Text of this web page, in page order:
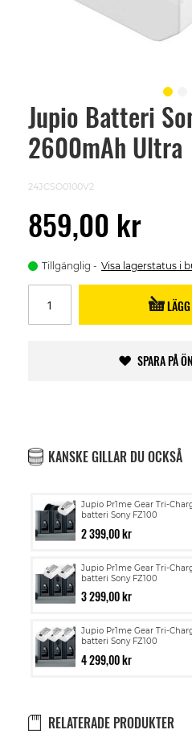
Jupio Batteri
2600mAh Ultra
24JCSO0100V2
859,00 kr
Tillgänglig Visa lagerstatus i
SPARA PÅ
KANSKE GILLAR DU OCKSÅ
Jupio Pr1me Gear Tri-
batteri Sony FZ100
2 399,00 kr
Jupio Pr1me Gear Tri-
batteri Sony FZ100
3 299,00 kr
Jupio Pr1me Gear Tri-
batteri Sony FZ100
4 299,00 kr
RELATERADE PRODUKTER
Skip
beginning
images